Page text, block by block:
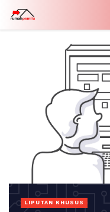
LIPUTAN KHUSUS